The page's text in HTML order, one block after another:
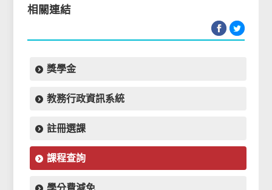
相關連結
獎學金
教務行政資訊系統
註冊選課
課程查詢
學分費減免